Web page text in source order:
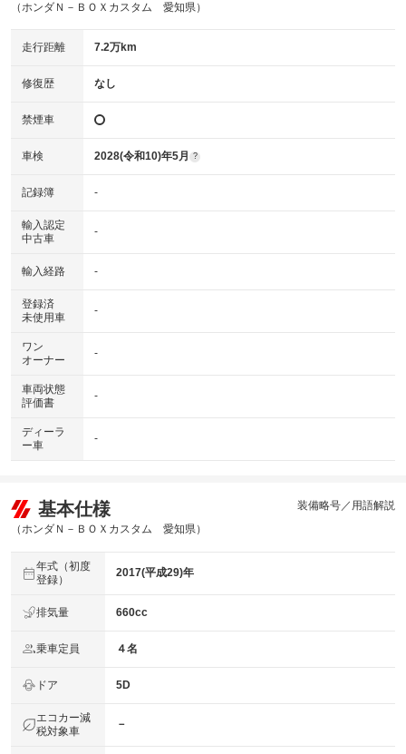
（ホンダＮ－ＢＯＸカスタム 愛知県）
走行距離 7.2万km
修復歴 なし
禁煙車
車検 2028(令和10)年5月 ?
記録簿 -
輸入認定
中古車
-
輸入経路 -
登録済
未使用車
-
ワン
オーナー
-
車両状態
評価書
-
ディーラ
ー車
-
基本仕様
（ホンダＮ－ＢＯＸカスタム 愛知県）
装備略号／用語解説
年式（初度
登録）
2017(平成29)年
排気量 660cc
乗車定員 ４名
ドア 5D
エコカー減
税対象車
－